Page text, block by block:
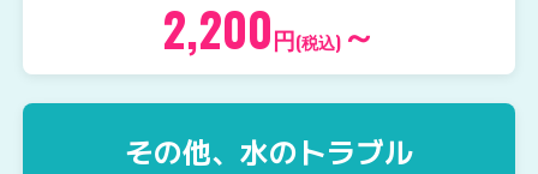
2,200円(税込) ～
その他、水のトラブル